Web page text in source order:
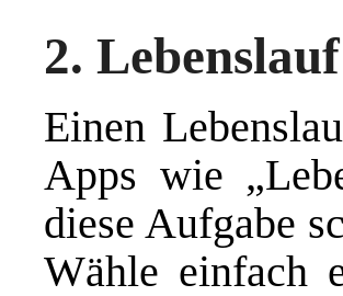
2.
Einen
Apps wie
diese Aufgabe
Wähle einfach